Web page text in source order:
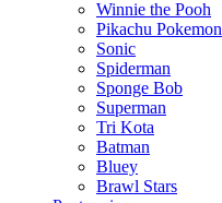
Winnie the Pooh
Pikachu Pokemon
Sonic
Spiderman
Sponge Bob
Superman
Tri Kota
Batman
Bluey
Brawl Stars